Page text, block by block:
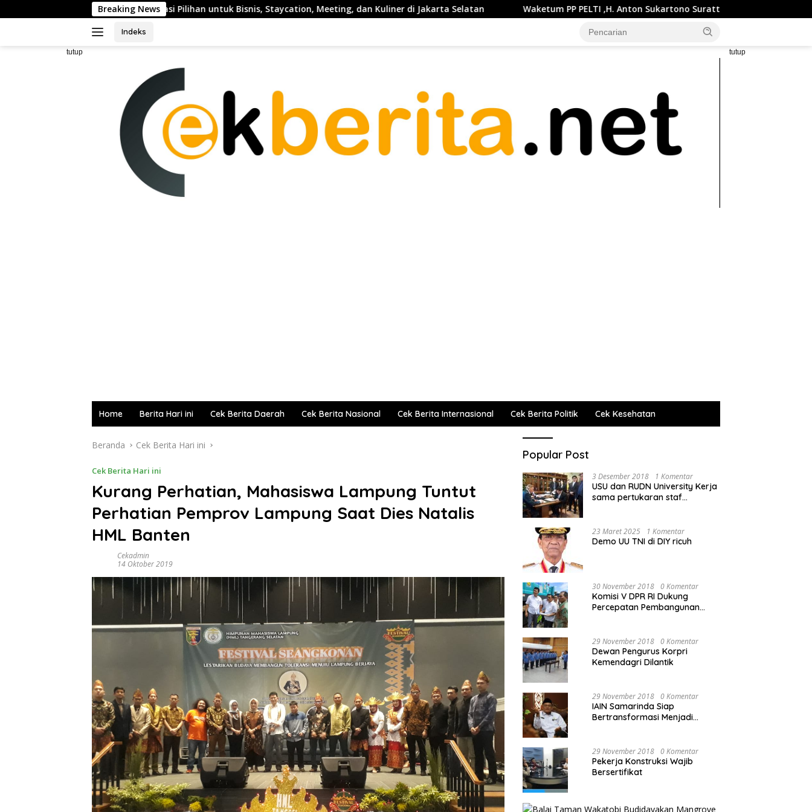
ke
Breaking News
sebagai Destinasi Pilihan untuk Bisnis, Staycation, Meeting, dan Kuliner di Jakarta Selatan Waketum PP PELTI ,H. Anton Sukartono Suratto, M.Si. Buka Liga Tenis Indonesia 2026
Indeks
tutup tutup
Home Berita Hari ini Cek Berita Daerah Cek Berita Nasional Cek Berita Internasional Cek Berita Politik Cek Kesehatan
Beranda Cek Berita Hari ini
Cek Berita Hari ini
Kurang Perhatian, Mahasiswa Lampung Tuntut
Perhatian Pemprov Lampung Saat Dies Natalis
HML Banten
Cekadmin
14 Oktober 2019
Popular Post
3 Desember 2018 1 Komentar
USU dan RUDN University Kerja
sama pertukaran staf
23 Maret 2025 1 Komentar
Demo UU TNI di DIY ricuh
30 November 2018 0 Komentar
Komisi V DPR RI Dukung
Percepatan Pembangunan
29 November 2018 0 Komentar
Dewan Pengurus Korpri
Kemendagri Dilantik
29 November 2018 0 Komentar
IAIN Samarinda Siap
Bertransformasi Menjadi
29 November 2018 0 Komentar
Pekerja Konstruksi Wajib
Bersertifikat